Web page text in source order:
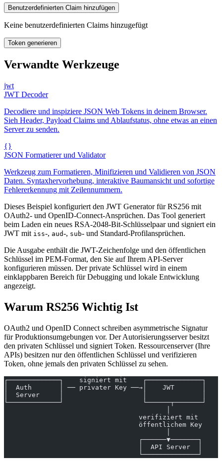
Benutzerdefinierten Claim hinzufügen
Keine benutzerdefinierten Claims hinzugefügt
Token generieren
Verwandte Werkzeuge
jwt
JWT Decoder
Decodiere und inspiziere JSON Web Tokens in deinem Browser.
Sieh Header, Payload Claims und Ablaufstatus, ohne etwas an einen
Server zu senden.
{}
JSON Formatierer und Validator
Werkzeug zum Formatieren, Minifizieren und Validieren von JSON
Daten. Syntaxhervorhebung, interaktive Baumansicht und sofortige
Fehlererkennung mit Zeilennummern.
Dieses Beispiel konfiguriert den JWT Generator für RS256 mit
OAuth2- und OpenID-Connect-Ansprüchen. Das Tool generiert
beim Laden ein neues RSA-2048-Bit-Schlüsselpaar und signiert ein
JWT mit iss-, aud-, sub- und Standard-Profilansprüchen.
Die Ausgabe enthält die JWT-Zeichenfolge und den öffentlichen
Schlüssel im PEM-Format, den Sie auf Ihrem API-Server
konfigurieren müssen. Der private Schlüssel wird in einem
einklappbaren Bereich für Debugging und lokale Entwicklung
angezeigt.
Warum RS256 Wichtig Ist
OAuth2 und OpenID Connect schreiben asymmetrische Signatur
für Produktionsumgebungen vor. Der Autorisierungsserver besitzt
den privaten Schlüssel und signiert Token. Ressourcenserver (Ihre
APIs) besitzen nur den öffentlichen Schlüssel und verifizieren
Token, ohne jemals den privaten Schlüssel zu sehen.
┌─────────────┐    signiert mit    ┌──────────────┐
│  Auth       │ ── privater Key ──→│    JWT       │
│  Server     │                    │              │
└─────────────┘                    └──────┬───────┘
                                  verifiziert mit
                                  öffentlichem Key
                                  ┌──────▼───────┐
                                  │  API Server  │
                                  └──────────────┘